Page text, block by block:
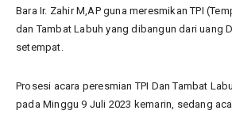
Bara Ir. Zahir M,AP guna meresmikan TPI
dan Tambat Labuh yang dibangun dari uang
setempat.
Prosesi acara peresmian TPI Dan Tambat
pada Minggu 9 Juli 2023 kemarin, sedang